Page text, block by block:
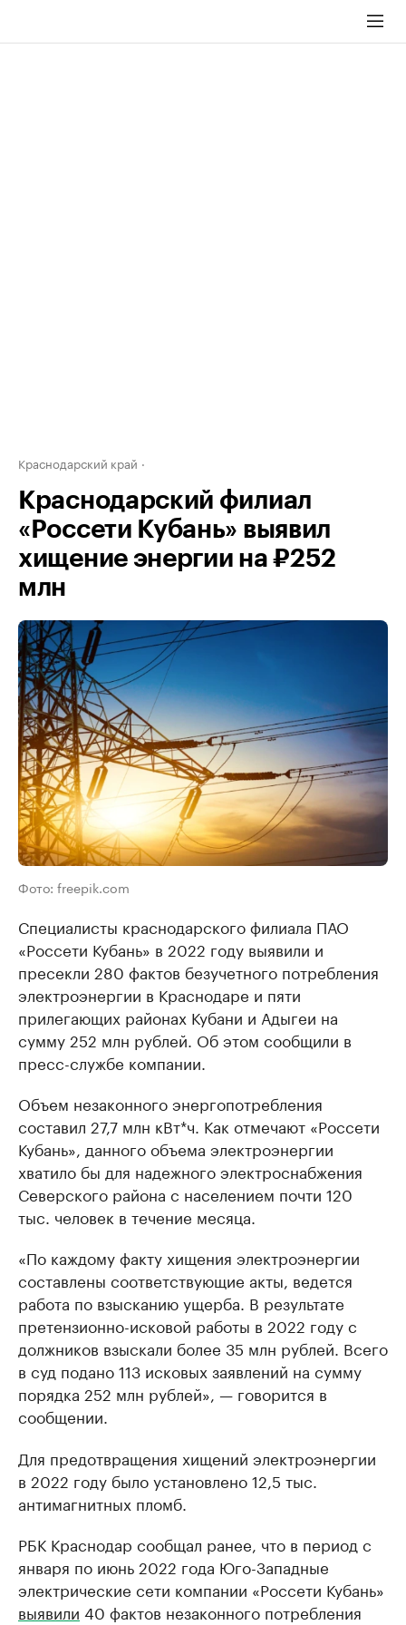
Краснодарский край
Краснодарский филиал
«Россети Кубань» выявил
хищение энергии на ₽252
млн
Фото: freepik.com
Специалисты краснодарского филиала ПАО
«Россети Кубань» в 2022 году выявили и
пресекли 280 фактов безучетного потребления
электроэнергии в Краснодаре и пяти
прилегающих районах Кубани и Адыгеи на
сумму 252 млн рублей. Об этом сообщили в
пресс-службе компании.
Объем незаконного энергопотребления
составил 27,7 млн кВт*ч. Как отмечают «Россети
Кубань», данного объема электроэнергии
хватило бы для надежного электроснабжения
Северского района с населением почти 120
тыс. человек в течение месяца.
«По каждому факту хищения электроэнергии
составлены соответствующие акты, ведется
работа по взысканию ущерба. В результате
претензионно-исковой работы в 2022 году с
должников взыскали более 35 млн рублей. Всего
в суд подано 113 исковых заявлений на сумму
порядка 252 млн рублей», — говорится в
сообщении.
Для предотвращения хищений электроэнергии
в 2022 году было установлено 12,5 тыс.
антимагнитных пломб.
РБК Краснодар сообщал ранее, что в период с
января по июнь 2022 года Юго-Западные
электрические сети компании «Россети Кубань»
выявили 40 фактов незаконного потребления